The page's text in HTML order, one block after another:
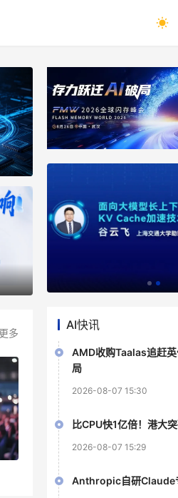
背后，戴尔科技的存储创新
更多
AI快讯
AMD收购Taalas追赶
局
2026-08-07 15:30
比CPU快1亿倍！港大
2026-08-07 15:29
Anthropic自研Claude